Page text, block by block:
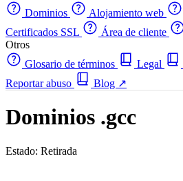
Dominios
Alojamiento web
Certificados SSL
Área de cliente
Otros
Glosario de términos
Legal
Reportar abuso
Blog ↗
Dominios .gcc
Estado: Retirada